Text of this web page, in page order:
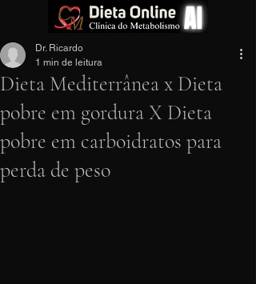
Dieta Mediterrânea x Dieta
pobre em gordura X Dieta
pobre em carboidratos para
perda de peso
Dr. Ricardo
1 min de leitura